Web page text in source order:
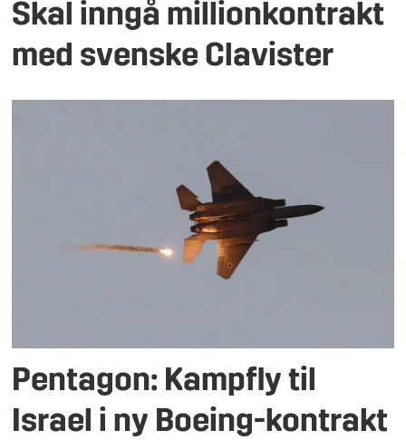
Skal inngå millionkontrakt
med svenske Clavister
Pentagon: Kampfly til
Israel i ny Boeing-kontrakt